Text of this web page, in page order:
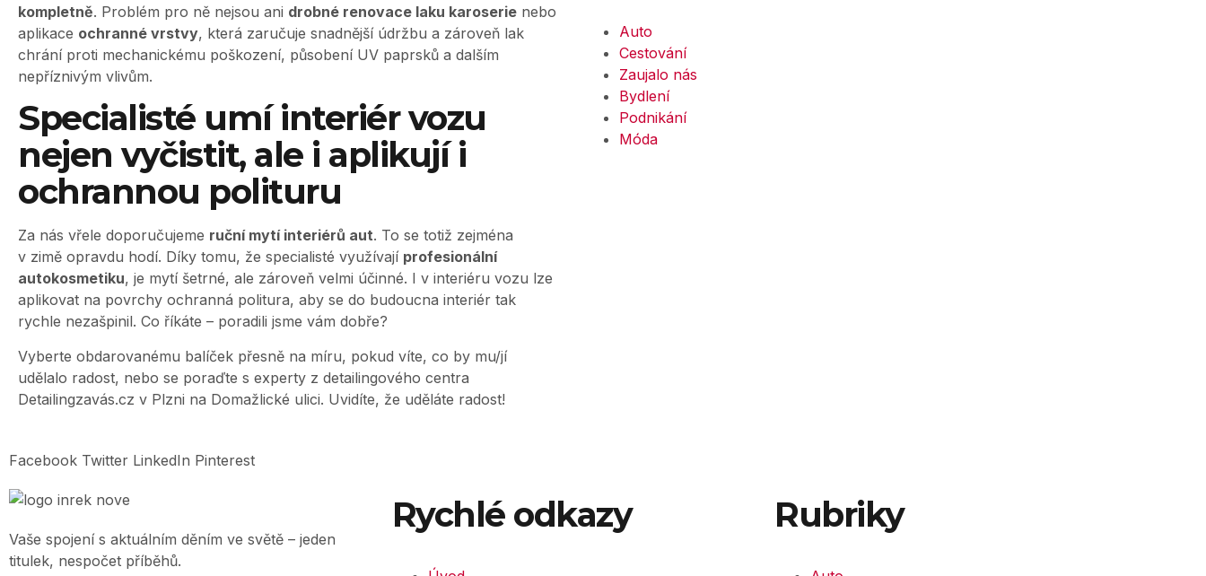
kompletně. Problém pro ně nejsou ani drobné renovace laku karoserie nebo
aplikace ochranné vrstvy, která zaručuje snadnější údržbu a zároveň lak
chrání proti mechanickému poškození, působení UV paprsků a dalším
nepříznivým vlivům.
Specialisté umí interiér vozu
nejen vyčistit, ale i aplikují i
ochrannou polituru
Za nás vřele doporučujeme ruční mytí interiérů aut. To se totiž zejména
v zimě opravdu hodí. Díky tomu, že specialisté využívají profesionální
autokosmetiku, je mytí šetrné, ale zároveň velmi účinné. I v interiéru vozu lze
aplikovat na povrchy ochranná politura, aby se do budoucna interiér tak
rychle nezašpinil. Co říkáte – poradili jsme vám dobře?
Vyberte obdarovanému balíček přesně na míru, pokud víte, co by mu/jí
udělalo radost, nebo se poraďte s experty z detailingového centra
Detailingzavás.cz v Plzni na Domažlické ulici. Uvidíte, že uděláte radost!
Facebook Twitter LinkedIn Pinterest
Auto
Cestování
Zaujalo nás
Bydlení
Podnikání
Móda
Vaše spojení s aktuálním děním ve světě – jeden
titulek, nespočet příběhů.
Rychlé odkazy Rubriky